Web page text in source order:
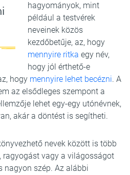
hagyományok, mint
például a testvérek
neveinek közös
kezdőbetűje, az, hogy
mennyire ritka egy név,
hogy jól érthető-e
hogy mennyire lehet becézni. A
az elsődleges szempont a
lehet egy-egy utónévnek,
akár a döntést is segítheti.
nevek között is több
ragyogást vagy a világosságot
nagyon szép. Az alábbi